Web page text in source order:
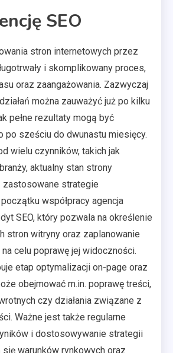
SEO
stron internetowych przez
i skomplikowany proces,
oraz zaangażowania. Zazwyczaj
można zauważyć już po kilku
pełne rezultaty mogą być
po sześciu do dwunastu miesięcy.
wielu czynników, takich jak
aktualny stan strony
zastosowane strategie
współpracy agencja
SEO, który pozwala na określenie
stron witryny oraz zaplanowanie
na celu poprawę jej widoczności.
etap optymalizacji on-page oraz
obejmować m.in. poprawę treści,
czy działania związane z
Ważne jest także regularne
i dostosowywanie strategii
warunków rynkowych oraz